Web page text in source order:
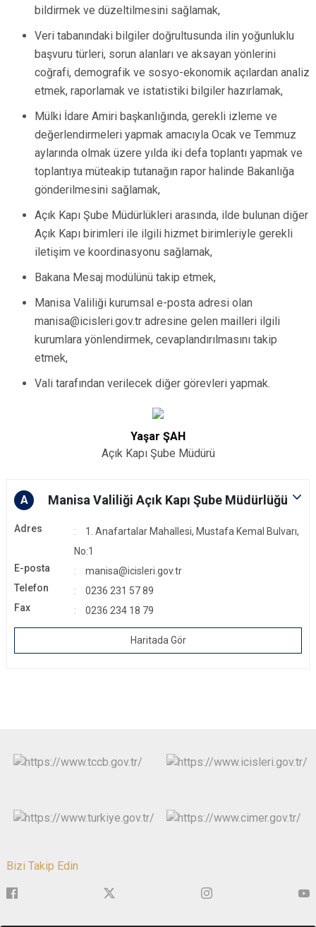
bildirmek ve düzeltilmesini sağlamak,
Veri tabanındaki bilgiler doğrultusunda ilin yoğunluklu
başvuru türleri, sorun alanları ve aksayan yönlerini
coğrafi, demografik ve sosyo-ekonomik açılardan analiz
etmek, raporlamak ve istatistiki bilgiler hazırlamak,
Mülki İdare Amiri başkanlığında, gerekli izleme ve
değerlendirmeleri yapmak amacıyla Ocak ve Temmuz
aylarında olmak üzere yılda iki defa toplantı yapmak ve
toplantıya müteakip tutanağın rapor halinde Bakanlığa
gönderilmesini sağlamak,
Açık Kapı Şube Müdürlükleri arasında, ilde bulunan diğer
Açık Kapı birimleri ile ilgili hizmet birimleriyle gerekli
iletişim ve koordinasyonu sağlamak,
Bakana Mesaj modülünü takip etmek,
Manisa Valiliği kurumsal e-posta adresi olan
manisa@icisleri.gov.tr adresine gelen mailleri ilgili
kurumlara yönlendirmek, cevaplandırılmasını takip
etmek,
Vali tarafından verilecek diğer görevleri yapmak.
Yaşar ŞAH
Açık Kapı Şube Müdürü
A Manisa Valiliği Açık Kapı Şube Müdürlüğü
Adres
1. Anafartalar Mahallesi, Mustafa Kemal Bulvarı,
No:1
E-posta
manisa@icisleri.gov.tr
Telefon
0236 231 57 89
Fax
0236 234 18 79
Haritada Gör
Bizi Takip Edin